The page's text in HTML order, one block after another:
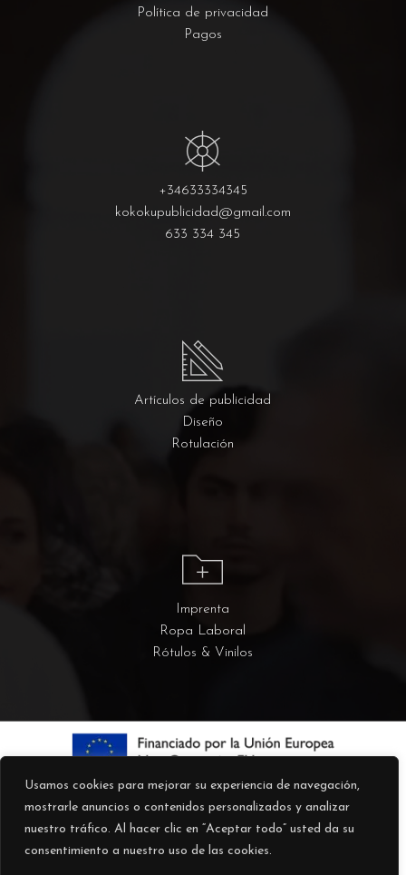
Usamos cookies para mejorar su experiencia de navegación,
mostrarle anuncios o contenidos personalizados y analizar
nuestro tráfico. Al hacer clic en “Aceptar todo” usted da su
consentimiento a nuestro uso de las cookies.
Política de privacidad
Pagos
+34633334345
kokokupublicidad@gmail.com
633 334 345
Artículos de publicidad
Diseño
Rotulación
Imprenta
Ropa Laboral
Rótulos & Vinilos